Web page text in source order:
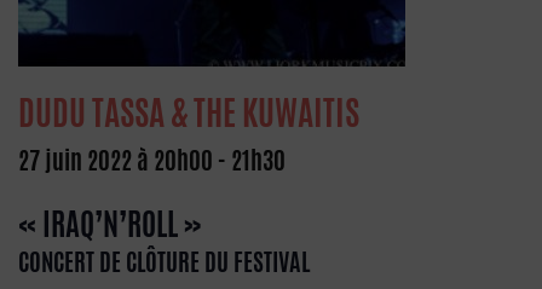
DUDU TASSA & THE KUWAITIS
27 juin 2022 à 20h00 - 21h30
« IRAQ’N’ROLL »
CONCERT DE CLÔTURE DU FESTIVAL